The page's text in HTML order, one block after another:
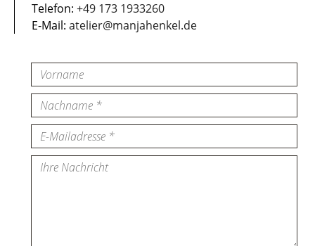
Telefon: +49 173 1933260
E-Mail: atelier@manjahenkel.de